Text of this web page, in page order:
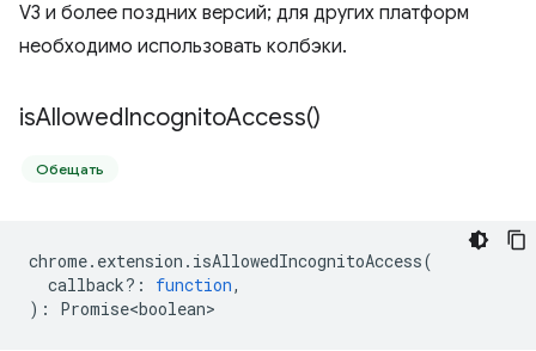
V3 и более поздних версий; для других платформ
необходимо использовать колбэки.
isAllowedIncognitoAccess()
Обещать
chrome. extension . isAllowedIncognitoAccess(
callback? : function,
) : Promise<boolean>